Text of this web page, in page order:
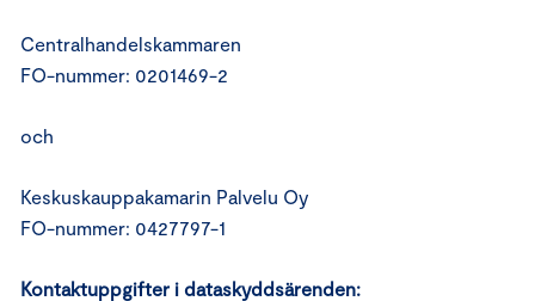
Centralhandelskammaren
FO-nummer: 0201469-2
och
Keskuskauppakamarin Palvelu Oy
FO-nummer: 0427797-1
Kontaktuppgifter i dataskyddsärenden: